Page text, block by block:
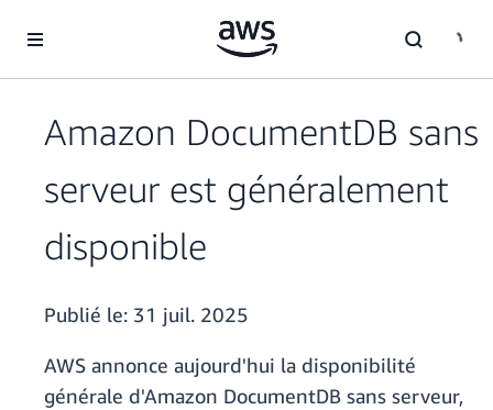
Amazon DocumentDB sans
serveur est généralement
disponible
Publié le: 31 juil. 2025
AWS annonce aujourd'hui la disponibilité
générale d'Amazon DocumentDB sans serveur,